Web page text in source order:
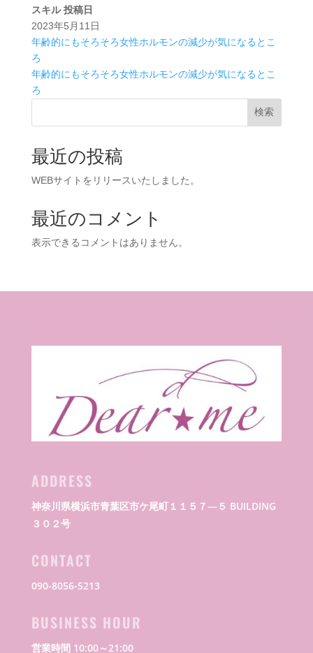
スキル 投稿日
2023年5月11日
年齢的にもそろそろ女性ホルモンの減少が気になるとこ
ろ
年齢的にもそろそろ女性ホルモンの減少が気になるとこ
ろ
検索
最近の投稿
WEBサイトをリリースいたしました。
最近のコメント
表示できるコメントはありません。
ADDRESS
神奈川県横浜市青葉区市ケ尾町１１５７―５ BUILDING
３０２号
CONTACT
090-8056-5213
BUSINESS HOUR
営業時間 10:00～21:00